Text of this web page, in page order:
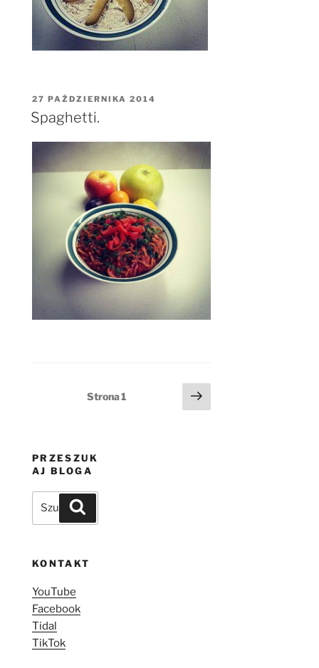
OPUBLIKOWANE
W
27 PAŹDZIERNIKA 2014
Spaghetti.
Stronicowanie
Strona1
Następna
strona
PRZESZUK
AJ BLOGA
Szukaj:
KONTAKT
YouTube
Facebook
Tidal
TikTok